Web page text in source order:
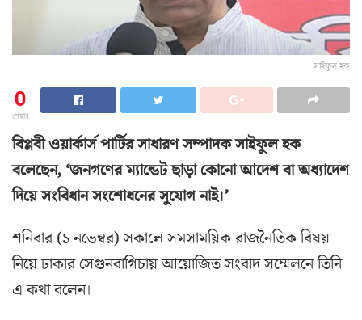
সাইফুল হক
0
শেয়ার
বিপ্লবী ওয়ার্কার্স পার্টির সাধারণ সম্পাদক সাইফুল হক
বলেছেন, ‘জনগণের ম্যান্ডেট ছাড়া কোনো আদেশ বা অধ্যাদেশ
দিয়ে সংবিধান সংশোধনের সুযোগ নাই।’
শনিবার (১ নভেম্বর) সকালে সমসাময়িক রাজনৈতিক বিষয়
নিয়ে ঢাকার সেগুনবাগিচায় আয়োজিত সংবাদ সম্মেলনে তিনি
এ কথা বলেন।